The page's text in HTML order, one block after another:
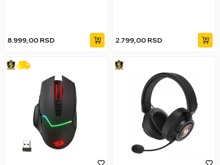
8.999,00 RSD 2.799,00 RSD